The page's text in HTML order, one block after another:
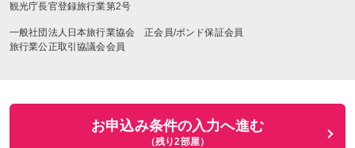
観光庁長官登録旅行業第2号
一般社団法人日本旅行業協会 正会員/ボンド保証会員
旅行業公正取引協議会会員
お申込み条件の入力へ進む
（残り2部屋）